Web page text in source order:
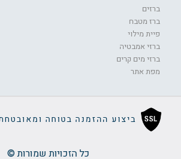
ברזים
ברז מטבח
פיית מילוי
ברזי אמבטיה
ברזי מים קרים
מפת אתר
ביצוע ההזמנה בטוחה
כל הזכויות שמורות ©